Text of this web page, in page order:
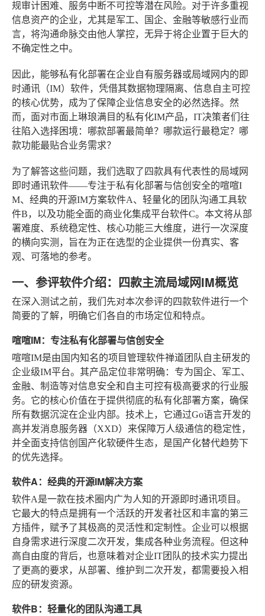
规审计困难、服务中断不可控等潜在风险。对于许多重视
信息资产的企业，尤其是军工、国企、金融等敏感行业而
言，将沟通命脉交由他人掌控，无异于将企业置于巨大的
不确定性之中。
因此，能够私有化部署在企业自有服务器或局域网内的即
时通讯（IM）软件，凭借其数据物理隔离、信息自主可控
的核心优势，成为了保障企业信息安全的必然选择。然
而，面对市面上琳琅满目的私有化IM产品，IT决策者们往
往陷入选择困境：哪款部署最简单？哪款运行最稳定？哪
款功能最贴合业务需求？
为了解答这些问题，我们选取了四款具有代表性的局域网
即时通讯软件——专注于私有化部署与信创安全的喧喧I
M、经典的开源IM方案软件A、轻量化的团队沟通工具软
件B，以及功能全面的商业化集成平台软件C。本文将从部
署难度、系统稳定性、核心功能三大维度，进行一次深度
的横向实测，旨在为正在选型的企业提供一份真实、客
观、可落地的参考。
一、参评软件介绍：四款主流局域网IM概览
在深入测试之前，我们先对本次参评的四款软件进行一个
简要的了解，明确它们各自的市场定位和特点。
喧喧IM：专注私有化部署与信创安全
喧喧IM是由国内知名的项目管理软件禅道团队自主研发的
企业级IM平台。其产品定位非常明确：专为国企、军工、
金融、制造等对信息安全和自主可控有极高要求的行业服
务。它的核心价值在于提供彻底的私有化部署方案，确保
所有数据沉淀在企业内部。技术上，它通过Go语言开发的
高并发消息服务器（XXD）来保障万人级通信的稳定性，
并全面支持信创国产化软硬件生态，是国产化替代趋势下
的优先选择。
软件A：经典的开源IM解决方案
软件A是一款在技术圈内广为人知的开源即时通讯项目。
它最大的特点是拥有一个活跃的开发者社区和丰富的第三
方插件，赋予了其极高的灵活性和定制性。企业可以根据
自身需求进行深度二次开发，集成各种业务流程。但这种
高自由度的背后，也意味着对企业IT团队的技术实力提出
了更高的要求，从部署、维护到二次开发，都需要投入相
应的研发资源。
软件B：轻量化的团队沟通工具